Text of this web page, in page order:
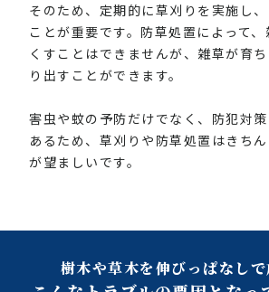
そのため、定期的に草刈りを実施し
ことが重要です。防草処置によって
くすことはできませんが、雑草が育
り出すことができます。
害虫や蚊の予防だけでなく、防犯対
あるため、草刈りや防草処置はきち
が望ましいです。
樹木や草木を伸びっぱなしで